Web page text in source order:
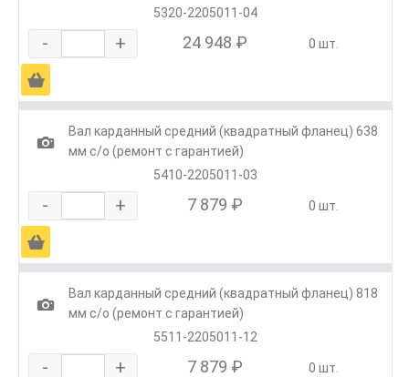
5320-2205011-04
- + 24 948 ₽ 0 шт.
Ä
1
Вал карданный средний (квадратный фланец) 638
мм с/о (ремонт с гарантией)
5410-2205011-03
- + 7 879 ₽ 0 шт.
Ä
1
Вал карданный средний (квадратный фланец) 818
мм с/о (ремонт с гарантией)
5511-2205011-12
- + 7 879 ₽ 0 шт.